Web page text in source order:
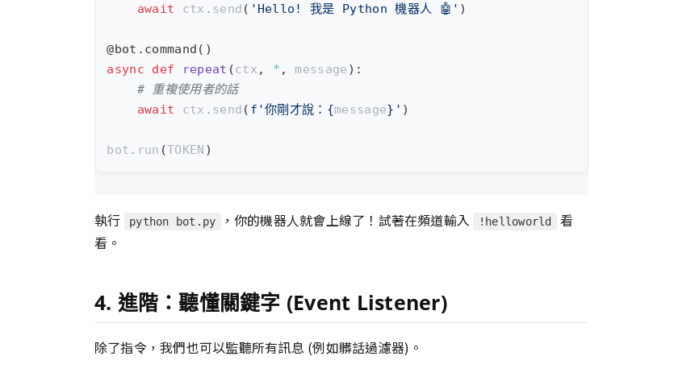
await
ctx . send ( 'Hello! 我是 Python 機器人 🤖' )
@bot.command ()
async
def repeat (ctx , * , message ):
# 重複使用者的話
await
ctx . send ( f '你剛才說： {message} ' )
bot . run (TOKEN )
執行 python bot.py ，你的機器人就會上線了！試著在頻道輸入 !helloworld
看
看。
4. 進階：聽懂關鍵字 (Event Listener)
除了指令，我們也可以監聽所有訊息 (例如髒話過濾器)。